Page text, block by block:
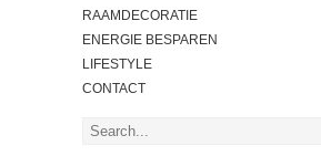
RAAMDECORATIE
ENERGIE BESPAREN
LIFESTYLE
CONTACT